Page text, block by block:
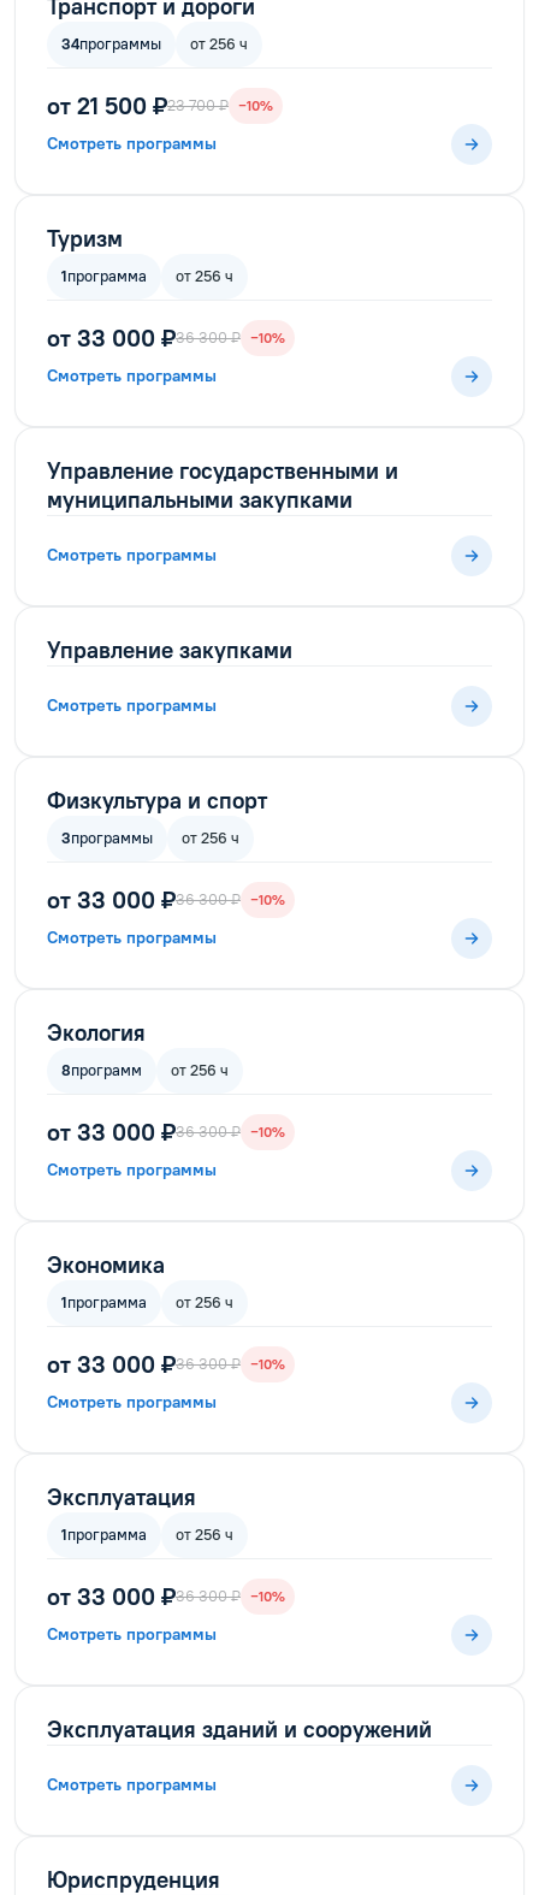
Транспорт и дороги
34программы от 256 ч
от 21 500 ₽23 700 ₽ −10%
Смотреть программы
Туризм
1программа от 256 ч
от 33 000 ₽36 300 ₽ −10%
Смотреть программы
Управление государственными и
муниципальными закупками
Смотреть программы
Управление закупками
Смотреть программы
Физкультура и спорт
3программы от 256 ч
от 33 000 ₽36 300 ₽ −10%
Смотреть программы
Экология
8программ от 256 ч
от 33 000 ₽36 300 ₽ −10%
Смотреть программы
Экономика
1программа от 256 ч
от 33 000 ₽36 300 ₽ −10%
Смотреть программы
Эксплуатация
1программа от 256 ч
от 33 000 ₽36 300 ₽ −10%
Смотреть программы
Эксплуатация зданий и сооружений
Смотреть программы
Юриспруденция